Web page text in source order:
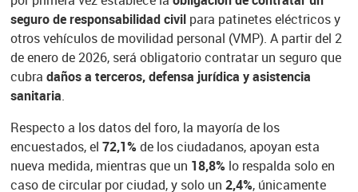
seguro de responsabilidad civil para patinetes eléctricos y
otros vehículos de movilidad personal (VMP). A partir del 2
de enero de 2026, será obligatorio contratar un seguro que
cubra daños a terceros, defensa jurídica y asistencia
sanitaria.
Respecto a los datos del foro, la mayoría de los
encuestados, el 72,1%de los ciudadanos, apoyan esta
nueva medida, mientras que un 18,8%lo respalda solo en
caso de circular por ciudad, y solo un 2,4%, únicamente